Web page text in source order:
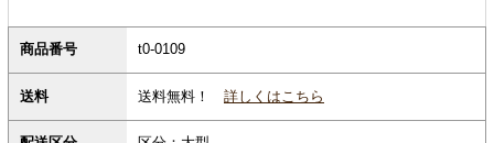
商品番号 t0-0109
送料 送料無料！ 詳しくはこちら